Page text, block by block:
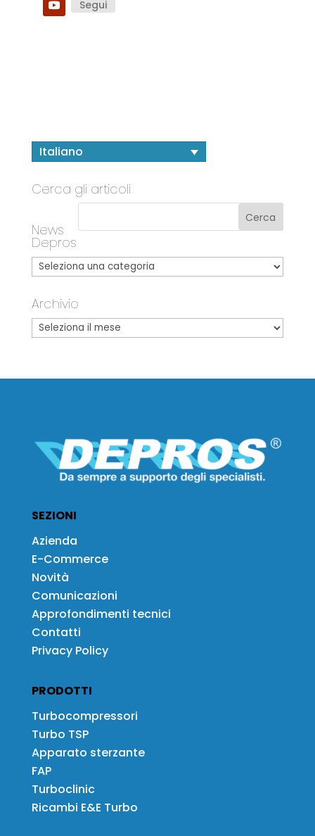
Segui
Italiano
Cerca gli articoli
News
Depros
Archivio
SEZIONI
Azienda
E-Commerce
Novità
Comunicazioni
Approfondimenti tecnici
Contatti
Privacy Policy
PRODOTTI
Turbocompressori
Turbo TSP
Apparato sterzante
FAP
Turboclinic
Ricambi E&E Turbo